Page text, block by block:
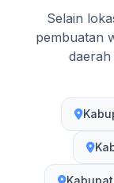
Selain
pembuatan